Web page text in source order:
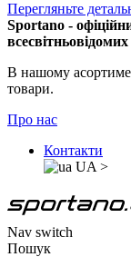
Перегляньте
Sportano -
В нашому
товари.
Про нас
Контакти
UA >
Nav switch
Пошук